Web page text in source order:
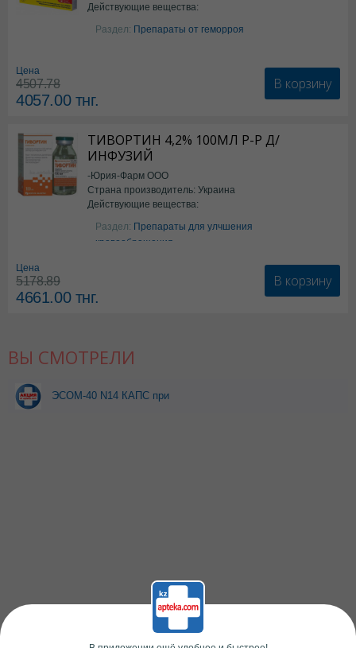
Действующие вещества:
Бензокаин
Раздел: Препараты от геморроя
Цена
4507.78
4057.00тнг.
В корзину
ТИВОРТИН 4,2% 100МЛ Р-Р Д/
ИНФУЗИЙ
-Юрия-Фарм ООО
Страна производитель: Украина
Действующие вещества:
Аргинин
Раздел: Препараты для улчшения
кровообращения
Цена
5178.89
4661.00тнг.
В корзину
ВЫ СМОТРЕЛИ
ЭСОМ-40 N14 КАПС при